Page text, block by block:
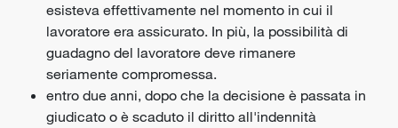
esisteva effettivamente nel momento in cui il
lavoratore era assicurato. In più, la possibilità di
guadagno del lavoratore deve rimanere
seriamente compromessa.
entro due anni, dopo che la decisione è passata in
giudicato o è scaduto il diritto all'indennità